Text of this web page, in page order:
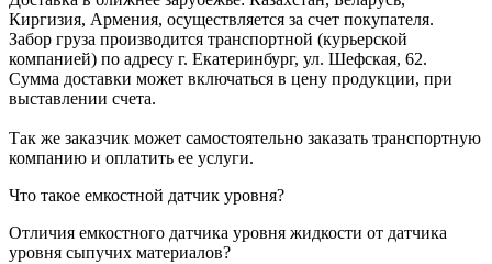
Киргизия, Армения, осуществляется за счет покупателя.
Забор груза производится транспортной (курьерской
компанией) по адресу г. Екатеринбург, ул. Шефская, 62.
Сумма доставки может включаться в цену продукции, при
выставлении счета.
Так же заказчик может самостоятельно заказать транспортную
компанию и оплатить ее услуги.
Что такое емкостной датчик уровня?
Отличия емкостного датчика уровня жидкости от датчика
уровня сыпучих материалов?